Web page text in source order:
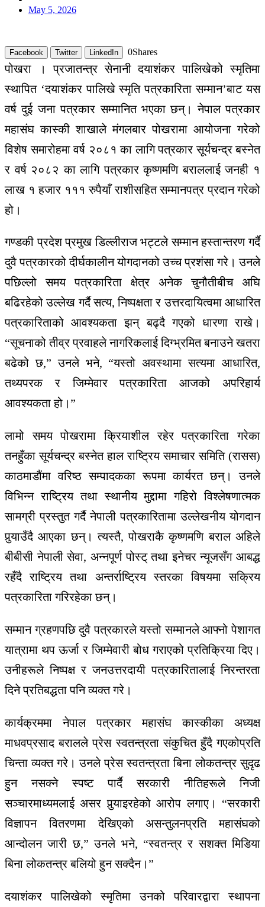
May 5, 2026
Facebook Twitter LinkedIn 0Shares
पोखरा । प्रजातन्त्र सेनानी दयाशंकर पालिखेको स्मृतिमा
स्थापित ‘दयाशंकर पालिखे स्मृति पत्रकारिता सम्मान’बाट यस
वर्ष दुई जना पत्रकार सम्मानित भएका छन्। नेपाल पत्रकार
महासंघ कास्की शाखाले मंगलबार पोखरामा आयोजना गरेको
विशेष समारोहमा वर्ष २०८१ का लागि पत्रकार सूर्यचन्द्र बस्नेत
र वर्ष २०८२ का लागि पत्रकार कृष्णमणि बराललाई जनही १
लाख १ हजार १११ रुपैयाँ राशीसहित सम्मानपत्र प्रदान गरेको
हो।
गण्डकी प्रदेश प्रमुख डिल्लीराज भट्टले सम्मान हस्तान्तरण गर्दै
दुवै पत्रकारको दीर्घकालीन योगदानको उच्च प्रशंसा गरे। उनले
पछिल्लो समय पत्रकारिता क्षेत्र अनेक चुनौतीबीच अघि
बढिरहेको उल्लेख गर्दै सत्य, निष्पक्षता र उत्तरदायित्वमा आधारित
पत्रकारिताको आवश्यकता झन् बढ्दै गएको धारणा राखे।
“सूचनाको तीव्र प्रवाहले नागरिकलाई दिग्भ्रमित बनाउने खतरा
बढेको छ,” उनले भने, “यस्तो अवस्थामा सत्यमा आधारित,
तथ्यपरक र जिम्मेवार पत्रकारिता आजको अपरिहार्य
आवश्यकता हो।”
लामो समय पोखरामा क्रियाशील रहेर पत्रकारिता गरेका
तनहुँका सूर्यचन्द्र बस्नेत हाल राष्ट्रिय समाचार समिति (रासस)
काठमाडौंमा वरिष्ठ सम्पादकका रूपमा कार्यरत छन्। उनले
विभिन्न राष्ट्रिय तथा स्थानीय मुद्दामा गहिरो विश्लेषणात्मक
सामग्री प्रस्तुत गर्दै नेपाली पत्रकारितामा उल्लेखनीय योगदान
पुर्‍याउँदै आएका छन्। त्यस्तै, पोखराकै कृष्णमणि बराल अहिले
बीबीसी नेपाली सेवा, अन्नपूर्ण पोस्ट् तथा इनेचर न्यूजसँग आबद्ध
रहँदै राष्ट्रिय तथा अन्तर्राष्ट्रिय स्तरका विषयमा सक्रिय
पत्रकारिता गरिरहेका छन्।
सम्मान ग्रहणपछि दुवै पत्रकारले यस्तो सम्मानले आफ्नो पेशागत
यात्रामा थप ऊर्जा र जिम्मेवारी बोध गराएको प्रतिक्रिया दिए।
उनीहरूले निष्पक्ष र जनउत्तरदायी पत्रकारितालाई निरन्तरता
दिने प्रतिबद्धता पनि व्यक्त गरे।
कार्यक्रममा नेपाल पत्रकार महासंघ कास्कीका अध्यक्ष
माधवप्रसाद बरालले प्रेस स्वतन्त्रता संकुचित हुँदै गएकोप्रति
चिन्ता व्यक्त गरे। उनले प्रेस स्वतन्त्रता बिना लोकतन्त्र सुदृढ
हुन नसक्ने स्पष्ट पार्दै सरकारी नीतिहरूले निजी
सञ्चारमाध्यमलाई असर पुर्‍याइरहेको आरोप लगाए। “सरकारी
विज्ञापन वितरणमा देखिएको असन्तुलनप्रति महासंघको
आन्दोलन जारी छ,” उनले भने, “स्वतन्त्र र सशक्त मिडिया
बिना लोकतन्त्र बलियो हुन सक्दैन।”
दयाशंकर पालिखेको स्मृतिमा उनको परिवारद्वारा स्थापना